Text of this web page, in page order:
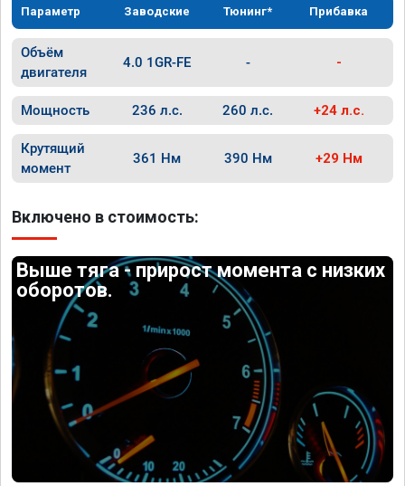
Параметр Заводские Тюнинг* Прибавка
Объём
двигателя
4.0 1GR-FE - -
Мощность 236 л.с. 260 л.с. +24 л.с.
Крутящий
момент
361 Нм 390 Нм +29 Нм
Включено в стоимость:
Выше тяга - прирост момента с низких
оборотов.